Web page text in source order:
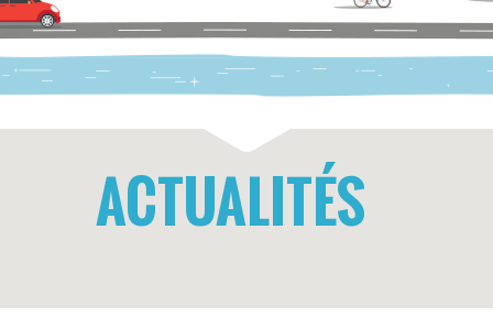
ACTUALITÉS